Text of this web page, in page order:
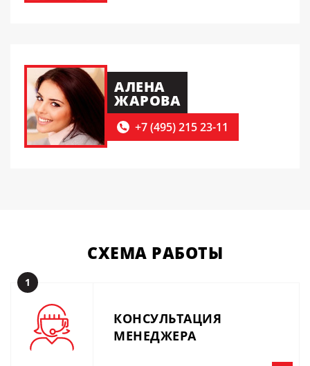
АЛЕНА
ЖАРОВА
+7 (495) 215 23-11
СХЕМА РАБОТЫ
1
КОНСУЛЬТАЦИЯ
МЕНЕДЖЕРА